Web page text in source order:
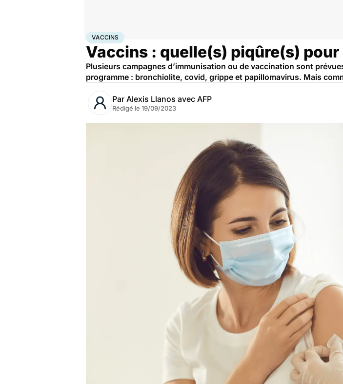
AccueilSanté Société
VACCINS
Vaccins : quelle(s) piqûre(s)
Plusieurs campagnes d’immunisation ou de vaccination sont
programme : bronchiolite, covid, grippe et papillomavirus. Mais
Par Alexis Llanos avec AFP
Rédigé le 19/09/2023